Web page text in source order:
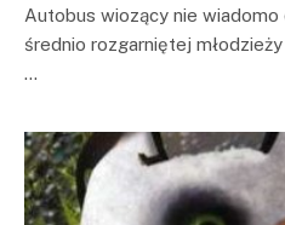
Autobus wiozący nie
średnio rozgarniętej
…